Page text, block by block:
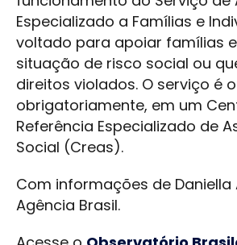
Especializado a Famílias e
voltado para apoiar famílias
situação de risco social ou
direitos violados. O serviço é
obrigatoriamente, em um
Referência Especializado de
Social (Creas).
Com informações de Daniella
Agência Brasil.